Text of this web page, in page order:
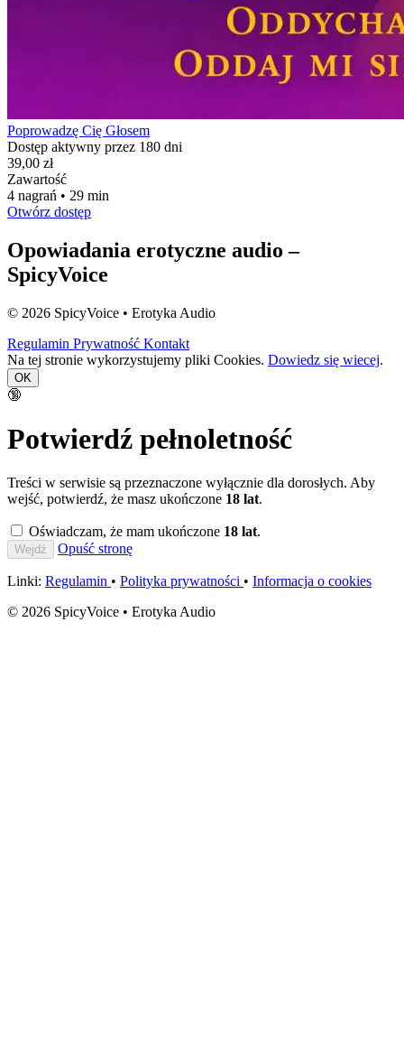
Poprowadzę Cię Głosem
Dostęp aktywny przez 180 dni
39,00 zł
Zawartość
4 nagrań • 29 min
Otwórz dostęp
Opowiadania erotyczne audio –
SpicyVoice
© 2026 SpicyVoice • Erotyka Audio
Regulamin Prywatność Kontakt
Na tej stronie wykorzystujemy pliki Cookies. Dowiedz się wiecej.
OK
🔞
Potwierdź pełnoletność
Treści w serwisie są przeznaczone wyłącznie dla dorosłych. Aby
wejść, potwierdź, że masz ukończone 18 lat.
Oświadczam, że mam ukończone 18 lat.
Wejdź Opuść stronę
Linki: Regulamin • Polityka prywatności • Informacja o cookies
© 2026 SpicyVoice • Erotyka Audio